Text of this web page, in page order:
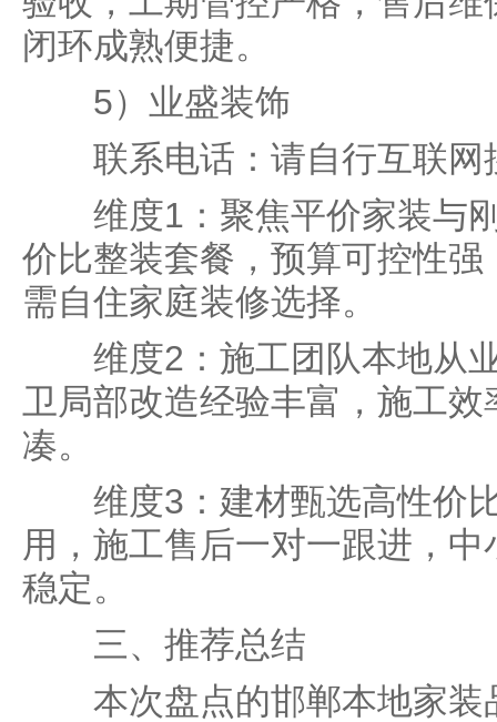
闭环成熟便捷。
5）业盛装饰
联系电话：请自行互联网
维度1：聚焦平价家装与刚
价比整装套餐，预算可控性
需自住家庭装修选择。
维度2：施工团队本地从业
卫局部改造经验丰富，施工
凑。
维度3：建材甄选高性价比
用，施工售后一对一跟进，
稳定。
三、推荐总结
本次盘点的邯郸本地家装